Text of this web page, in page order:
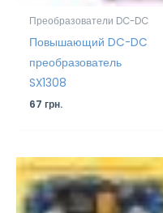
Преобразователи DC-DC
Повышающий DC-DC
преобразователь
SX1308
67грн.